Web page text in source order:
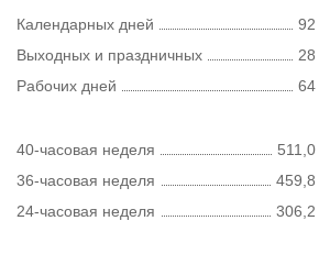
Календарных дней
92
Выходных и праздничных
28
Рабочих дней
64
40-часовая неделя
511,0
36-часовая неделя
459,8
24-часовая неделя
306,2